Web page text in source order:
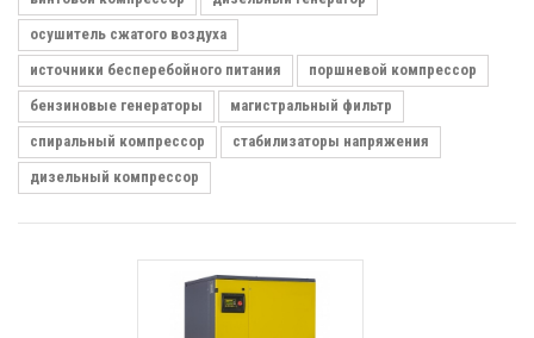
осушитель сжатого воздуха
источники бесперебойного питания
поршневой компрессор
бензиновые генераторы
магистральный фильтр
спиральный компрессор
стабилизаторы напряжения
дизельный компрессор